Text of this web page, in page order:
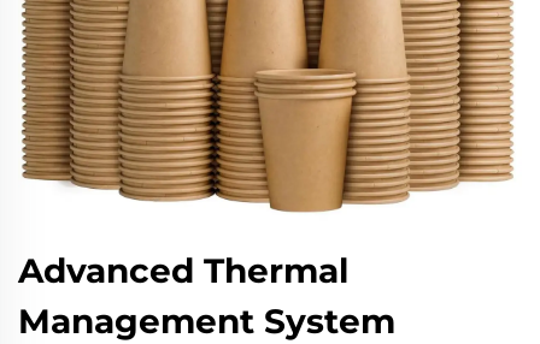
Advanced Thermal
Management System